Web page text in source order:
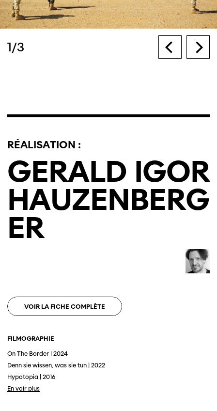
1/3
RÉALISATION :
GERALD IGOR
HAUZENBERG
ER
VOIR LA FICHE COMPLÈTE
FILMOGRAPHIE
On The Border | 2024
Denn sie wissen, was sie tun | 2022
Hypotopia | 2016
En voir plus